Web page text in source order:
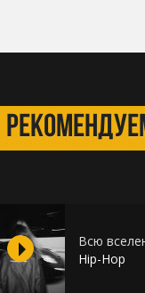
Всю
Hip-Hop